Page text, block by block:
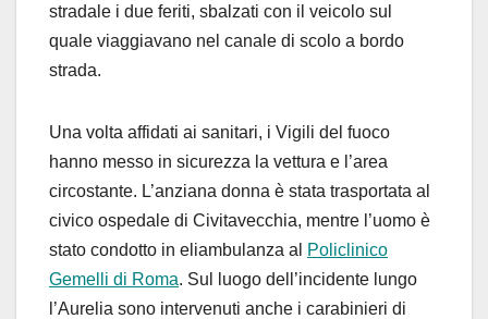
stradale i due feriti, sbalzati con il veicolo sul
quale viaggiavano nel canale di scolo a bordo
strada.
Una volta affidati ai sanitari, i Vigili del fuoco
hanno messo in sicurezza la vettura e l’area
circostante. L’anziana donna è stata trasportata al
civico ospedale di Civitavecchia, mentre l’uomo è
stato condotto in eliambulanza al
Policlinico
Gemelli di Roma. Sul luogo dell’incidente lungo
l’Aurelia sono intervenuti anche i carabinieri di